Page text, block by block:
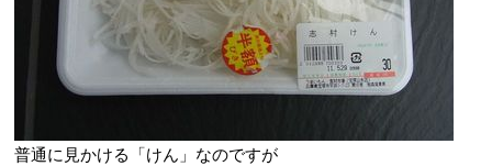
普通に見かける「けん」なのですが